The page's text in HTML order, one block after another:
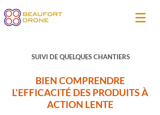
SUIVI DE QUELQUES CHANTIERS
BIEN COMPRENDRE
L'EFFICACITÉ DES PRODUITS À
ACTION LENTE